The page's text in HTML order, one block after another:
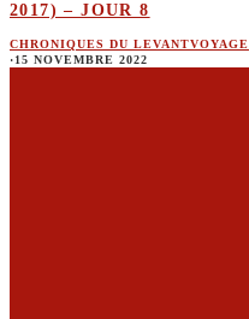
2017) – JOUR 8
CHRONIQUES DU LEVANTVOYAGE
·15 NOVEMBRE 2022